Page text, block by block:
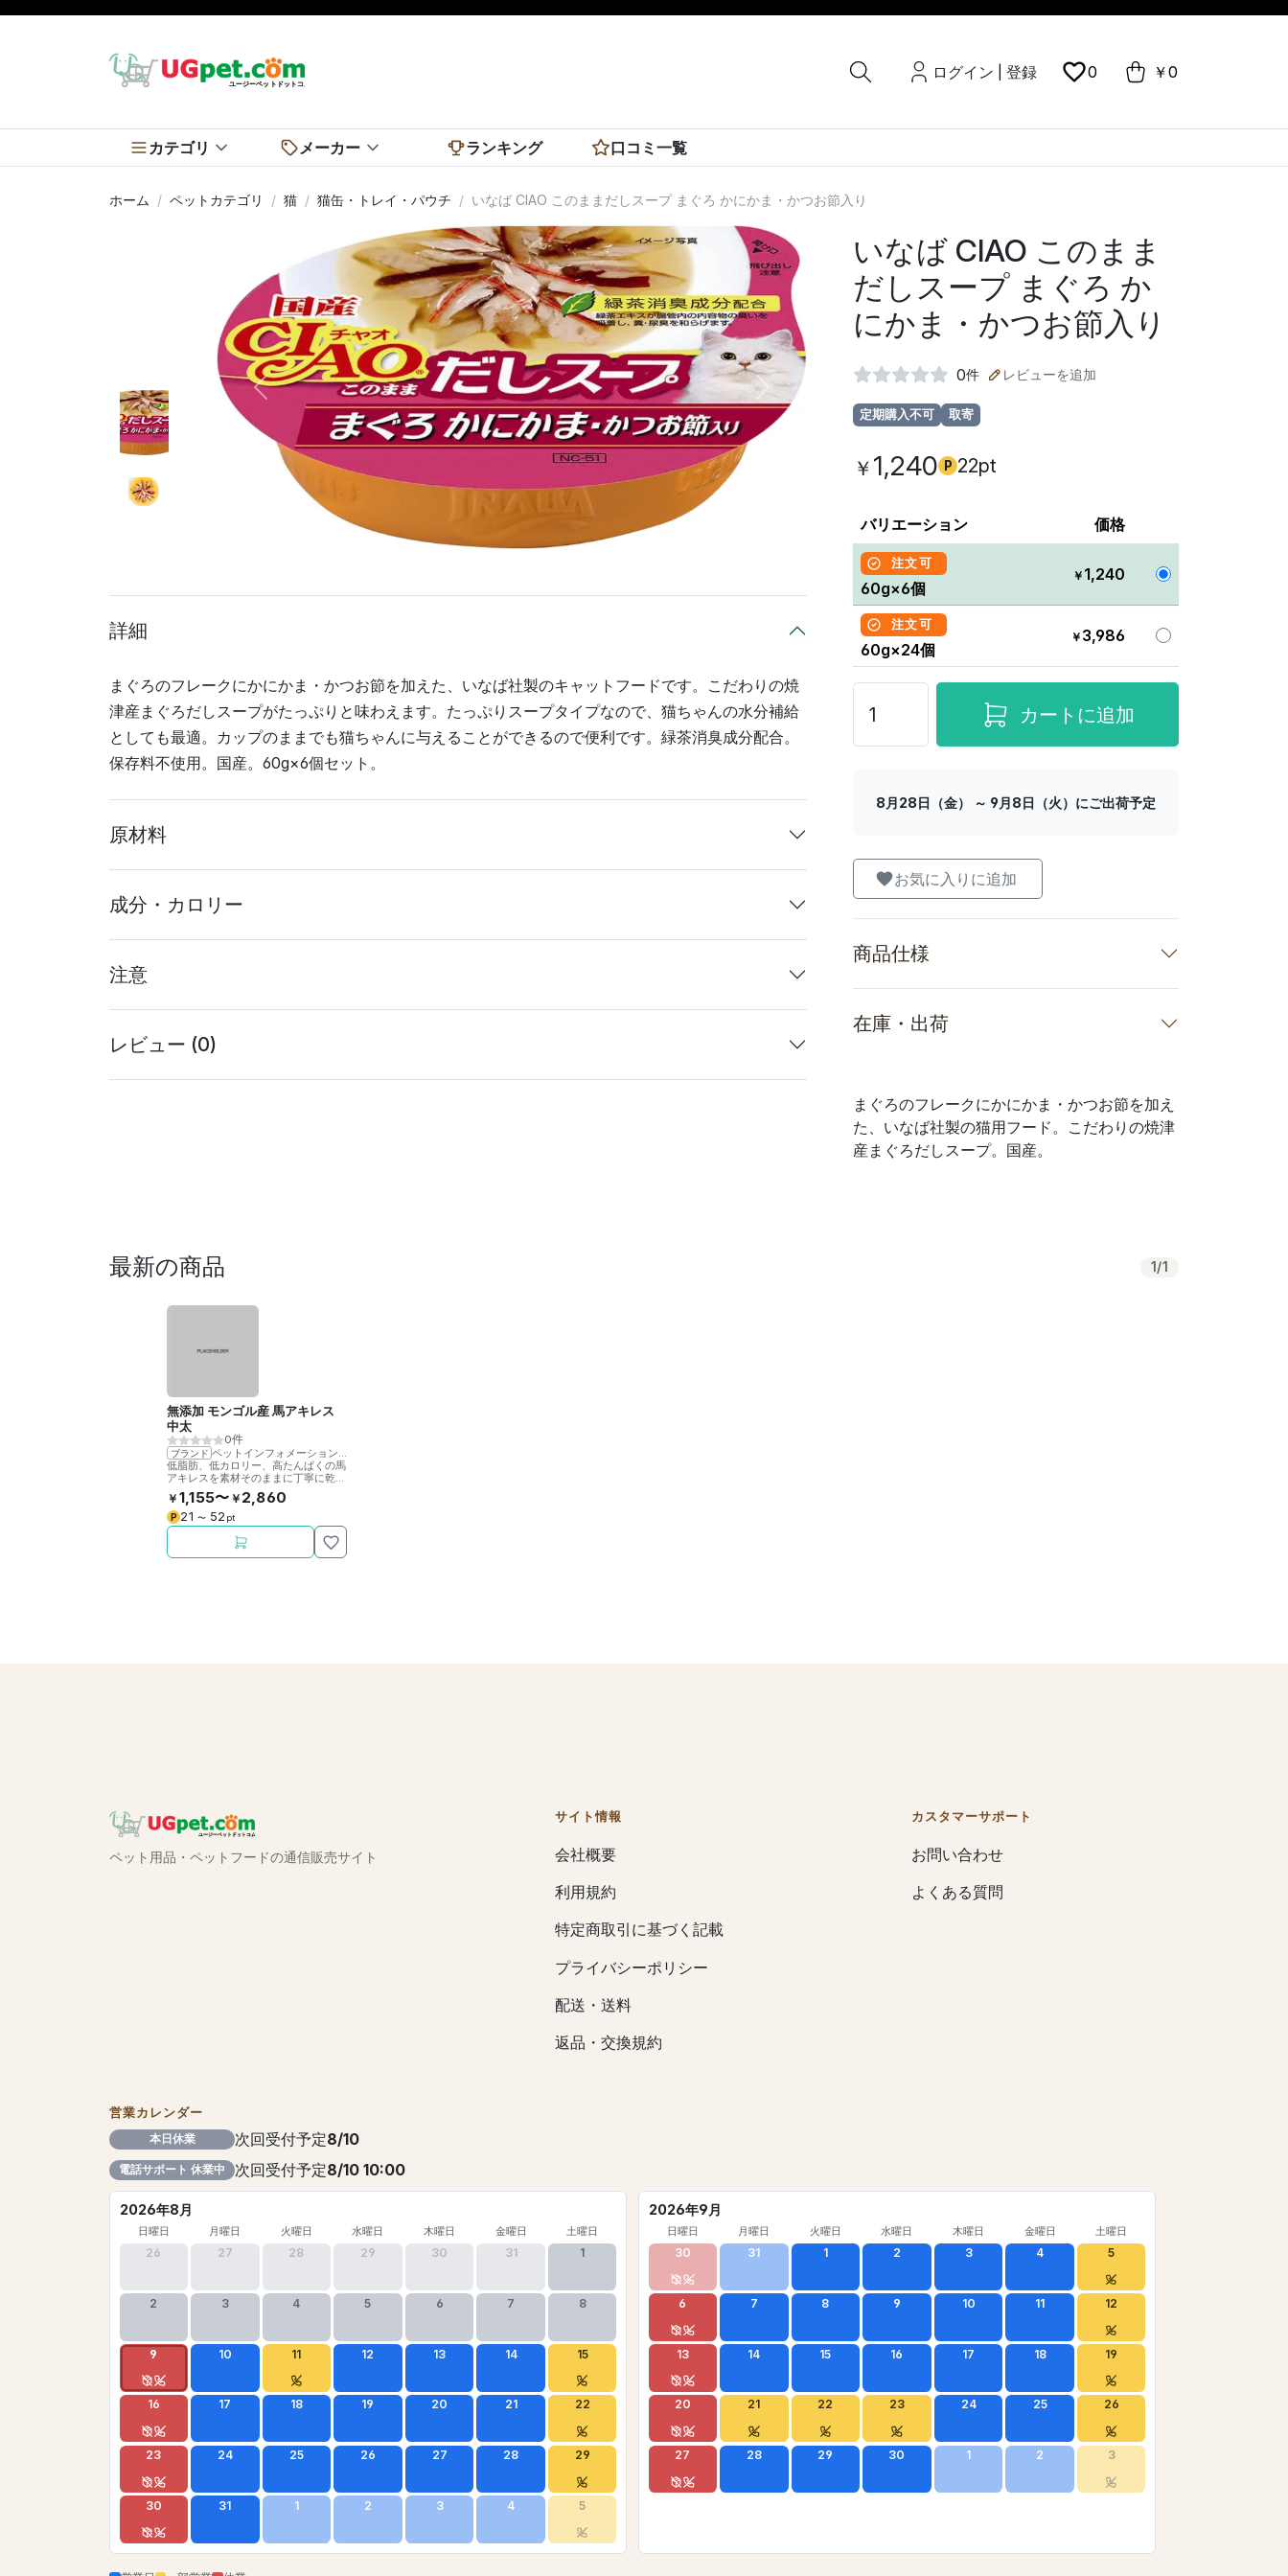
ログイン 登録 0 ￥0
カテゴリ メーカー ランキング 口コミ一覧
ホーム ペットカテゴリ 猫 猫缶・トレイ・パウチ いなば CIAO このままだしスープ まぐろ かにかま・かつお節入り
いなば CIAO このまま
だしスープ まぐろ か
にかま・かつお節入り
0件 レビューを追加
定期購入不可 取寄
￥ 1,240 P 22pt
バリエーション 価格
注文可
60g×6個
￥ 1,240
注文可
60g×24個
￥ 3,986
カートに追加
8月28日（金） ～ 9月8日（火）にご出荷予定
お気に入りに追加
商品仕様
在庫・出荷
まぐろのフレークにかにかま・かつお節を加え
た、いなば社製の猫用フード。こだわりの焼津
産まぐろだしスープ。国産。
前へ 次へ
詳細
まぐろのフレークにかにかま・かつお節を加えた、いなば社製のキャットフードです。こだわりの焼
津産まぐろだしスープがたっぷりと味わえます。たっぷりスープタイプなので、猫ちゃんの水分補給
としても最適。カップのままでも猫ちゃんに与えることができるので便利です。緑茶消臭成分配合。
保存料不使用。国産。60g×6個セット。
原材料
成分・カロリー
注意
レビュー (0)
最新の商品 1/1
無添加 モンゴル産 馬アキレス
中太
0件
ブランド
ペットインフォメーションラック
低脂肪、低カロリー、高たんぱくの馬
アキレスを素材そのままに丁寧に乾燥
させました。噛むことで歯の健康をサ
ポート。
￥ 1,155〜 ￥ 2,860
P 21 〜 52 pt
ペット用品・ペットフードの通信販売サイト
サイト情報
会社概要
利用規約
特定商取引に基づく記載
プライバシーポリシー
配送・送料
返品・交換規約
カスタマーサポート
お問い合わせ
よくある質問
営業カレンダー
本日休業 次回受付予定8/10
電話サポート 休業中 次回受付予定8/10 10:00
2026年8月
日曜日 月曜日 火曜日 水曜日 木曜日 金曜日 土曜日
26 27 28 29 30 31 1
2 3 4 5 6 7 8
9 10 11 12 13 14 15
16 17 18 19 20 21 22
23 24 25 26 27 28 29
30 31 1 2 3 4 5
2026年9月
日曜日 月曜日 火曜日 水曜日 木曜日 金曜日 土曜日
30 31 1 2 3 4 5
6 7 8 9 10 11 12
13 14 15 16 17 18 19
20 21 22 23 24 25 26
27 28 29 30 1 2 3